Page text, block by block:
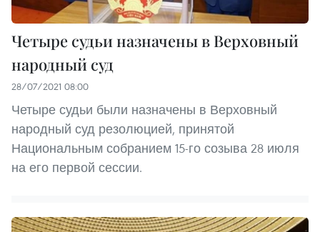
Четыре судьи назначены в Верховный
народный суд
28/07/2021 08:00
Четыре судьи были назначены в Верховный
народный суд резолюцией, принятой
Национальным собранием 15-го созыва 28 июля
на его первой сессии.